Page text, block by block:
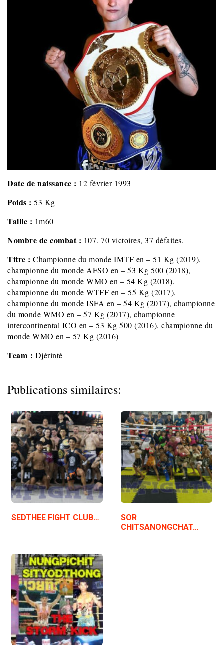
Date de naissance : 12 février 1993
Poids : 53 Kg
Taille : 1m60
Nombre de combat : 107. 70 victoires, 37 défaites.
Titre : Championne du monde IMTF en – 51 Kg (2019),
championne du monde AFSO en – 53 Kg 500 (2018),
championne du monde WMO en – 54 Kg (2018),
championne du monde WTFF en – 55 Kg (2017),
championne du monde ISFA en – 54 Kg (2017), championne
du monde WMO en – 57 Kg (2017), championne
intercontinental ICO en – 53 Kg 500 (2016), championne du
monde WMO en – 57 Kg (2016)
Team : Djérinté
Publications similaires:
SEDTHEE FIGHT CLUB…
SOR
CHITSANONGCHAT…